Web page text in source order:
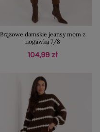
Brązowe damskie jeansy mom z
nogawką 7/8
104,99 zł